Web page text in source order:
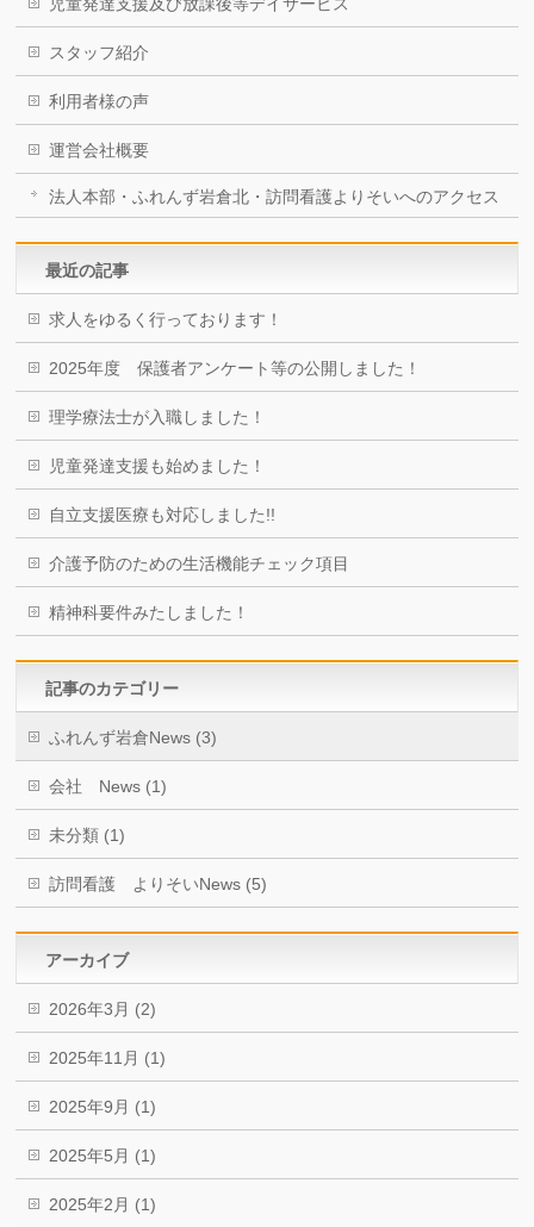
スタッフ紹介
利用者様の声
運営会社概要
法人本部・ふれんず岩倉北・訪問看護よりそいへのアクセス
最近の記事
求人をゆるく行っております！
2025年度 保護者アンケート等の公開しました！
理学療法士が入職しました！
児童発達支援も始めました！
自立支援医療も対応しました!!
介護予防のための生活機能チェック項目
精神科要件みたしました！
記事のカテゴリー
ふれんず岩倉News (3)
会社 News (1)
未分類 (1)
訪問看護 よりそいNews (5)
アーカイブ
2026年3月 (2)
2025年11月 (1)
2025年9月 (1)
2025年5月 (1)
2025年2月 (1)